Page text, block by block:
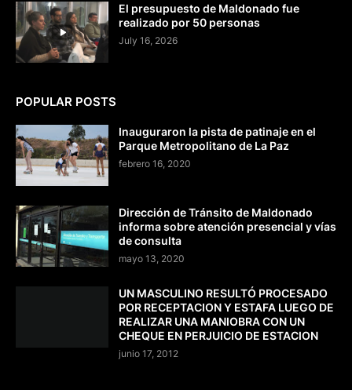
El presupuesto de Maldonado fue
realizado por 50 personas
July 16, 2026
POPULAR POSTS
Inauguraron la pista de patinaje en el
Parque Metropolitano de La Paz
febrero 16, 2020
Dirección de Tránsito de Maldonado
informa sobre atención presencial y vías
de consulta
mayo 13, 2020
UN MASCULINO RESULTÓ PROCESADO
POR RECEPTACION Y ESTAFA LUEGO DE
REALIZAR UNA MANIOBRA CON UN
CHEQUE EN PERJUICIO DE ESTACION
junio 17, 2012